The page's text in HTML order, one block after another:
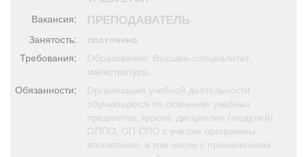
Вакансия: ПРЕПОДАВАТЕЛЬ
Занятость:
постоянно
Требования:
Образование: Высшее-специалитет,
магистратура.
Обязанности:
Организация учебной деятельности
обучающихся по освоению учебных
предметов, курсов, дисциплин (модулей)
ОППО, ОП СПО с учетом программы
воспитания, в том числе с применением